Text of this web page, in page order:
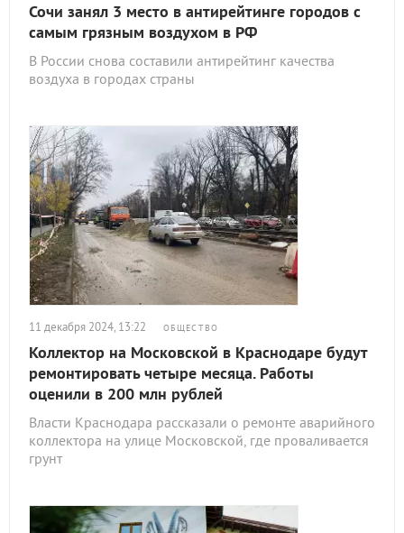
Сочи занял 3 место в антирейтинге городов с
самым грязным воздухом в РФ
В России снова составили антирейтинг качества
воздуха в городах страны
11 декабря 2024, 13:22 ОБЩЕСТВО
Коллектор на Московской в Краснодаре будут
ремонтировать четыре месяца. Работы
оценили в 200 млн рублей
Власти Краснодара рассказали о ремонте аварийного
коллектора на улице Московской, где проваливается
грунт